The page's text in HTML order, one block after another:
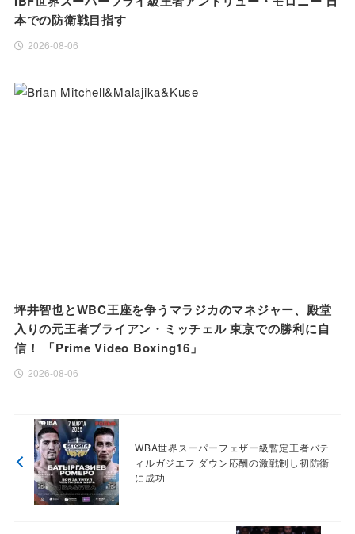
本での防衛戦目指す
2026-08-06
坪井智也とWBC王座を争うマラジカのマネジャー、殿堂
入りの元王者ブライアン・ミッチェル 東京での勝利に自
信！ 「Prime Video Boxing16」
2026-08-06
WBA世界スーパーフェザー級暫定王者バテ
ィルガジエフ ダウン応酬の激戦制し初防衛
に成功